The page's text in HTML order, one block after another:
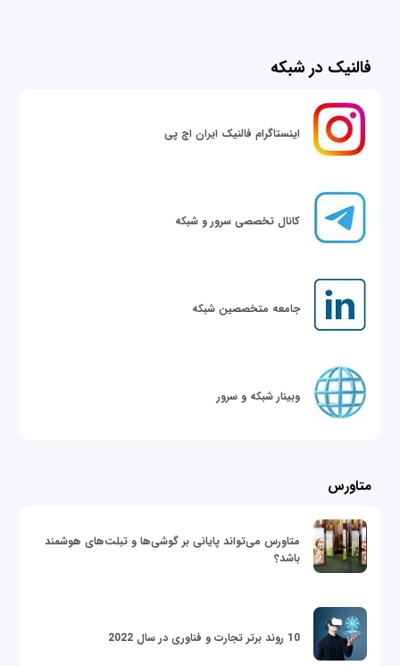
فالنیک در شبکه
اینستاگرام فالنیک ایران اچ پی
کانال تخصصی سرور و شبکه
جامعه متخصصین شبکه
وبینار شبکه و سرور
متاورس
متاورس می‌تواند پایانی بر گوشی‌ها و تبلت‌های هوشمند
باشد؟
10 روند برتر تجارت و فناوری در سال 2022